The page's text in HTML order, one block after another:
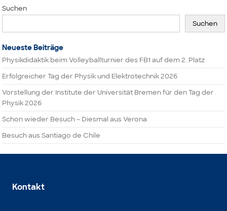
Suchen
Suchen
Neueste Beiträge
Physikdidaktik beim Volleyballturnier des FB1 auf dem 2. Platz
Erfolgreicher Tag der Physik und Elektrotechnik 2026
Vorstellung der Institute der Universität Bremen für den Tag der
Physik 2026
Schon wieder Besuch – Diesmal aus Verona
Besuch aus Santiago de Chile
Kontakt